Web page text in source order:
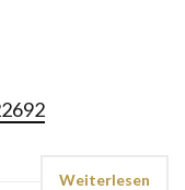
Weiterlesen